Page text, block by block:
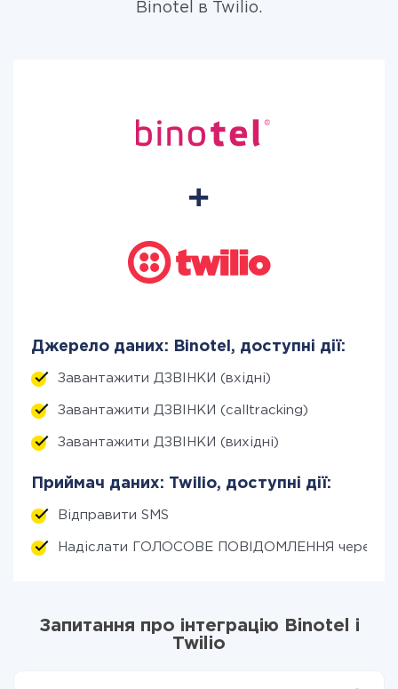
Binotel в Twilio.
Джерело даних: Binotel, доступні дії:
Завантажити ДЗВІНКИ (вхідні)
Завантажити ДЗВІНКИ (calltracking)
Завантажити ДЗВІНКИ (вихідні)
Приймач даних: Twilio, доступні дії:
Відправити SMS
Надіслати ГОЛОСОВЕ ПОВІДОМЛЕННЯ через
Запитання про інтеграцію Binotel і
Twilio